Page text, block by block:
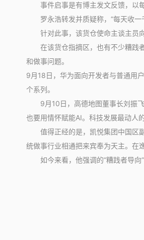
事件启事是有博主发文反馈，以每
罗永浩转发并质疑称，“每天收一
针对此事，该货仓使命主谈主员向
在该货仓指摘区，也有不少糟践者
和做事问题。
9月18日，华为面向开发者与普通用
个系列。
9月10日，高德地图董事长刘振
也要用情怀赋能AI。科技发展最动人
值得正经的是，凯悦集团中国区副
统做事行业相通把来宾奉为天主。在
如今来看，他强调的“糟践者导向”